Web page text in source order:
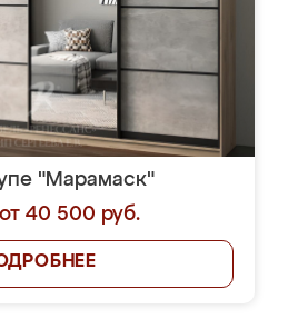
"Марамаск"
40 500 руб.